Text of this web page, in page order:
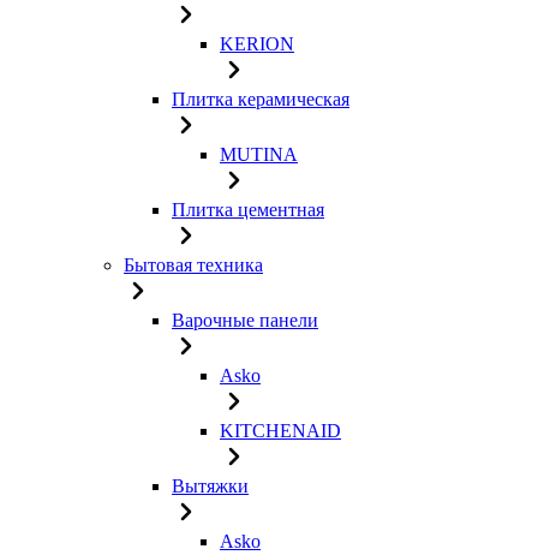
KERION
Плитка керамическая
MUTINA
Плитка цементная
Бытовая техника
Варочные панели
Asko
KITCHENAID
Вытяжки
Asko